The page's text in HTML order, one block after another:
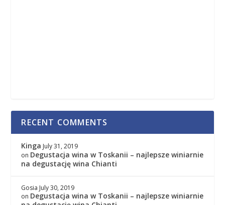
RECENT COMMENTS
Kinga July 31, 2019
on Degustacja wina w Toskanii – najlepsze winiarnie
na degustację wina Chianti
Gosia July 30, 2019
on Degustacja wina w Toskanii – najlepsze winiarnie